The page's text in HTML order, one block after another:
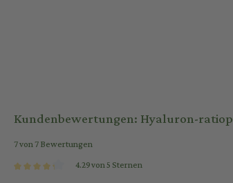
Kundenbewertungen: Hyaluron-
7 von 7 Bewertungen
4.29 von 5 Sternen